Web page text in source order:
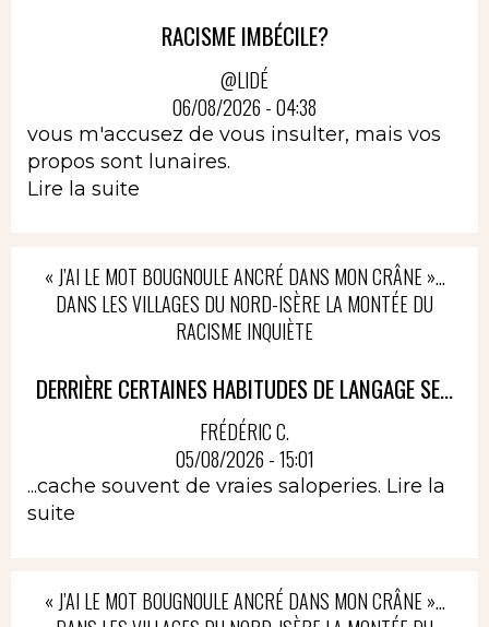
RACISME IMBÉCILE?
@LIDÉ
06/08/2026 - 04:38
vous m'accusez de vous insulter, mais vos
propos sont lunaires.
Lire la suite
« J’AI LE MOT BOUGNOULE ANCRÉ DANS MON CRÂNE »…
DANS LES VILLAGES DU NORD-ISÈRE LA MONTÉE DU
RACISME INQUIÈTE
DERRIÈRE CERTAINES HABITUDES DE LANGAGE SE...
FRÉDÉRIC C.
05/08/2026 - 15:01
...cache souvent de vraies saloperies. Lire la
suite
« J’AI LE MOT BOUGNOULE ANCRÉ DANS MON CRÂNE »…